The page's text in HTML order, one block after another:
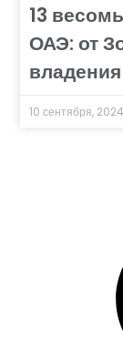
13
ОАЭ: от
владения
10 сентября, 2024